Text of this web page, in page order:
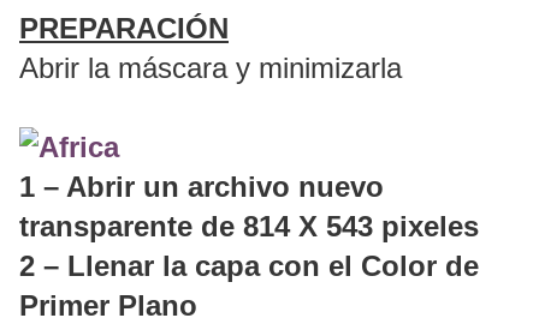
PREPARACIÓN
Abrir la máscara y minimizarla
1 – Abrir un archivo nuevo
transparente de 814 X 543 pixeles
2 – Llenar la capa con el Color de
Primer Plano